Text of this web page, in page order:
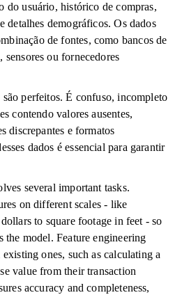
do usuário, histórico de compras,
detalhes demográficos. Os dados
de fontes, como bancos de
ou fornecedores
são perfeitos. É confuso, incompleto
contendo valores ausentes,
discrepantes e formatos
dados é essencial para garantir
several important tasks.
on different scales - like
to square footage in feet - so
the model. Feature engineering
ones, such as calculating a
value from their transaction
accuracy and completeness,